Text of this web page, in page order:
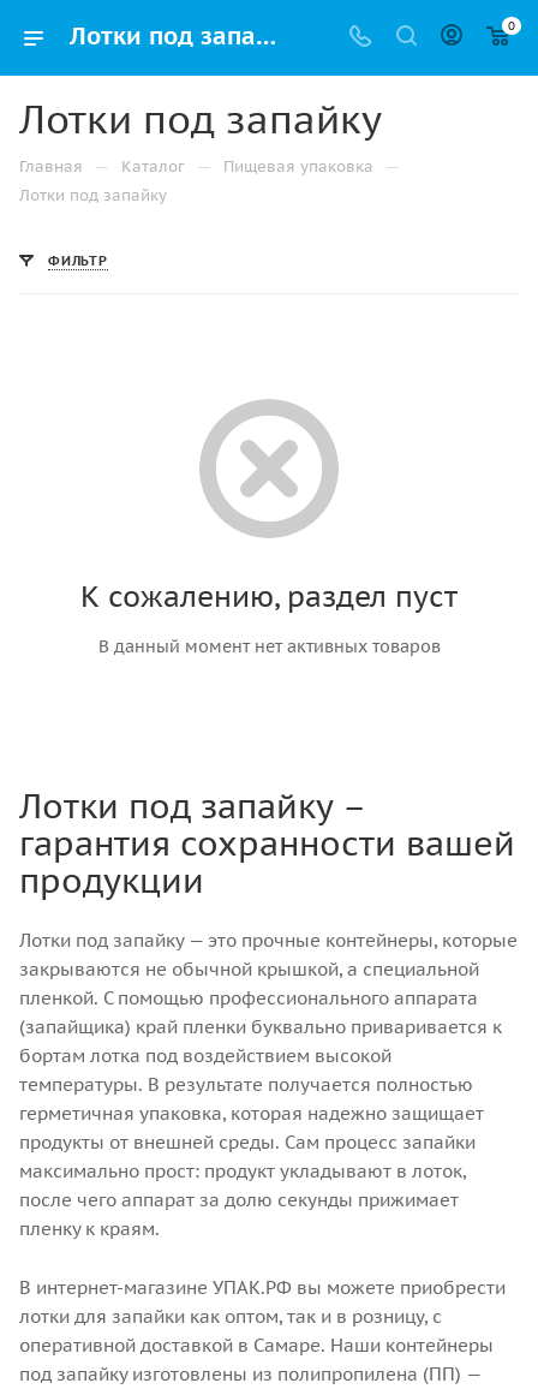
Лотки под запайку, купить пищевые контейнеры под запайку оптом и в розницу в Самаре 0
Лотки под запайку
Главная — Каталог — Пищевая упаковка —
Лотки под запайку
ФИЛЬТР
К сожалению, раздел пуст
В данный момент нет активных товаров
Лотки под запайку –
гарантия сохранности вашей
продукции
Лотки под запайку — это прочные контейнеры, которые
закрываются не обычной крышкой, а специальной
пленкой. С помощью профессионального аппарата
(запайщика) край пленки буквально приваривается к
бортам лотка под воздействием высокой
температуры. В результате получается полностью
герметичная упаковка, которая надежно защищает
продукты от внешней среды. Сам процесс запайки
максимально прост: продукт укладывают в лоток,
после чего аппарат за долю секунды прижимает
пленку к краям.
В интернет-магазине УПАК.РФ вы можете приобрести
лотки для запайки как оптом, так и в розницу, с
оперативной доставкой в Самаре. Наши контейнеры
под запайку изготовлены из полипропилена (ПП) —